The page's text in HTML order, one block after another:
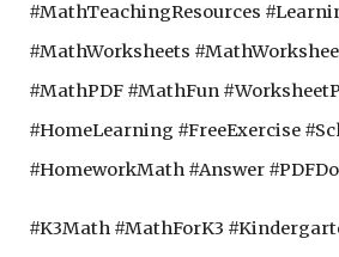
#MathTeachingResources
#MathWorksheets
#MathPDF #MathFun
#HomeLearning #FreeExercise
#HomeworkMath #Answer
#K3Math #MathForK3